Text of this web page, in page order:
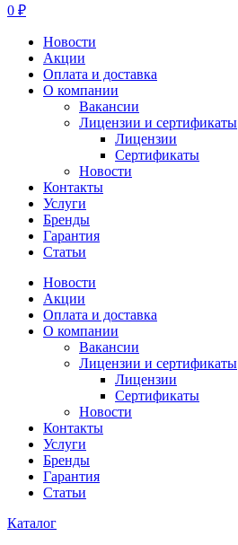
0 ₽
Новости
Акции
Оплата и доставка
О компании
Вакансии
Лицензии и сертификаты
Лицензии
Сертификаты
Новости
Контакты
Услуги
Бренды
Гарантия
Статьи
Новости
Акции
Оплата и доставка
О компании
Вакансии
Лицензии и сертификаты
Лицензии
Сертификаты
Новости
Контакты
Услуги
Бренды
Гарантия
Статьи
Каталог